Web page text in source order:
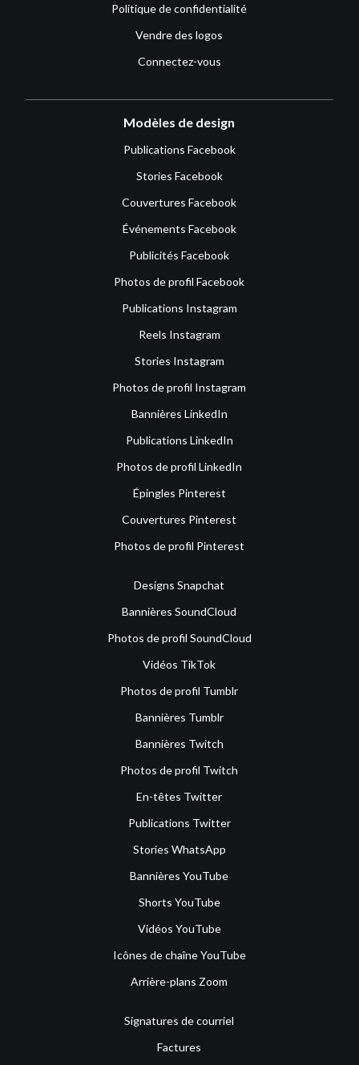
Politique de confidentialité
Vendre des logos
Connectez-vous
Modèles de design
Publications Facebook
Stories Facebook
Couvertures Facebook
Événements Facebook
Publicités Facebook
Photos de profil Facebook
Publications Instagram
Reels Instagram
Stories Instagram
Photos de profil Instagram
Bannières LinkedIn
Publications LinkedIn
Photos de profil LinkedIn
Épingles Pinterest
Couvertures Pinterest
Photos de profil Pinterest
Designs Snapchat
Bannières SoundCloud
Photos de profil SoundCloud
Vidéos TikTok
Photos de profil Tumblr
Bannières Tumblr
Bannières Twitch
Photos de profil Twitch
En-têtes Twitter
Publications Twitter
Stories WhatsApp
Bannières YouTube
Shorts YouTube
Vidéos YouTube
Icônes de chaîne YouTube
Arrière-plans Zoom
Signatures de courriel
Factures